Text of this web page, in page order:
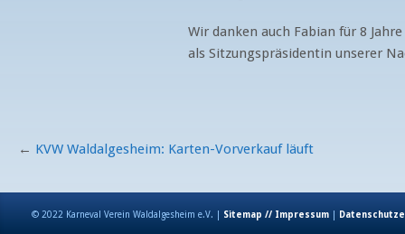
Wir danken auch Fabian für 8
als Sitzungspräsidentin unserer
← KVW Waldalgesheim: Karten-Vorverkauf läuft
© 2022 Karneval Verein Waldalgesheim e.V. | Sitemap // Impressum